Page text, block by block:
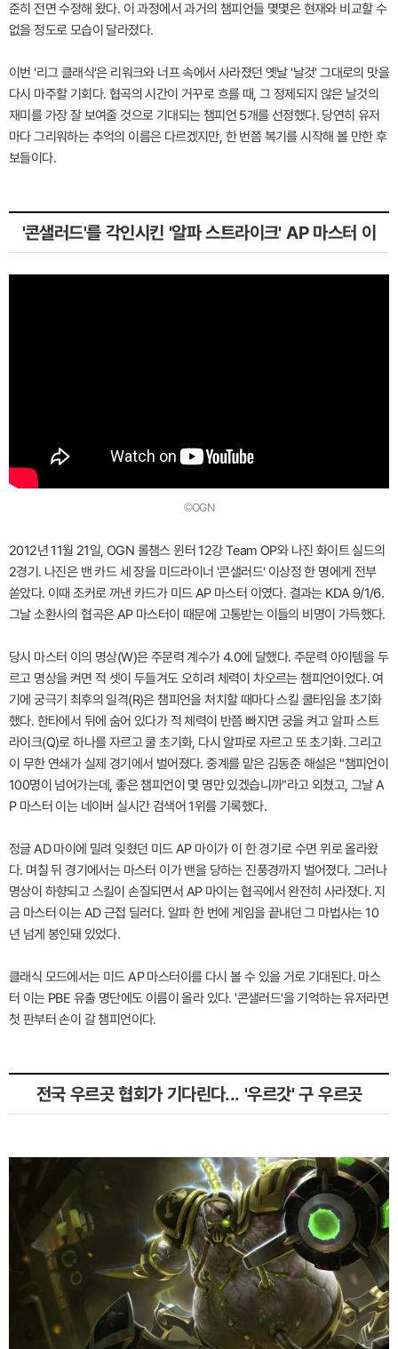
준히 전면 수정해 왔다. 이 과정에서 과거의 챔피언들 몇몇은 현재와 비교할 수
없을 정도로 모습이 달라졌다.
이번 '리그 클래식'은 리워크와 너프 속에서 사라졌던 옛날 '날것' 그대로의 맛을
다시 마주할 기회다. 협곡의 시간이 거꾸로 흐를 때, 그 정제되지 않은 날것의
재미를 가장 잘 보여줄 것으로 기대되는 챔피언 5개를 선정했다. 당연히 유저
마다 그리워하는 추억의 이름은 다르겠지만, 한 번쯤 복기를 시작해 볼 만한 후
보들이다.
'콘샐러드'를 각인시킨 '알파 스트라이크' AP 마스터 이
©OGN
2012년 11월 21일, OGN 롤챔스 윈터 12강 Team OP와 나진 화이트 실드의
2경기. 나진은 밴 카드 세 장을 미드라이너 '콘샐러드' 이상정 한 명에게 전부
쏟았다. 이때 조커로 꺼낸 카드가 미드 AP 마스터 이였다. 결과는 KDA 9/1/6.
그날 소환사의 협곡은 AP 마스터이 때문에 고통받는 이들의 비명이 가득했다.
당시 마스터 이의 명상(W)은 주문력 계수가 4.0에 달했다. 주문력 아이템을 두
르고 명상을 켜면 적 셋이 두들겨도 오히려 체력이 차오르는 챔피언이었다. 여
기에 궁극기 최후의 일격(R)은 챔피언을 처치할 때마다 스킬 쿨타임을 초기화
했다. 한타에서 뒤에 숨어 있다가 적 체력이 반쯤 빠지면 궁을 켜고 알파 스트
라이크(Q)로 하나를 자르고 쿨 초기화, 다시 알파로 자르고 또 초기화. 그리고
이 무한 연쇄가 실제 경기에서 벌어졌다. 중계를 맡은 김동준 해설은 "챔피언이
100명이 넘어가는데, 좋은 챔피언이 몇 명만 있겠습니까"라고 외쳤고, 그날 A
P 마스터 이는 네이버 실시간 검색어 1위를 기록했다.
정글 AD 마이에 밀려 잊혔던 미드 AP 마이가 이 한 경기로 수면 위로 올라왔
다. 며칠 뒤 경기에서는 마스터 이가 밴을 당하는 진풍경까지 벌어졌다. 그러나
명상이 하향되고 스킬이 손질되면서 AP 마이는 협곡에서 완전히 사라졌다. 지
금 마스터 이는 AD 근접 딜러다. 알파 한 번에 게임을 끝내던 그 마법사는 10
년 넘게 봉인돼 있었다.
클래식 모드에서는 미드 AP 마스터이를 다시 볼 수 있을 거로 기대된다. 마스
터 이는 PBE 유출 명단에도 이름이 올라 있다. '콘샐러드'을 기억하는 유저라면
첫 판부터 손이 갈 챔피언이다.
전국 우르곳 협회가 기다린다... '우르갓' 구 우르곳